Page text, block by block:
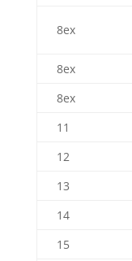
8ex
8ex
8ex
11
12
13
14
15